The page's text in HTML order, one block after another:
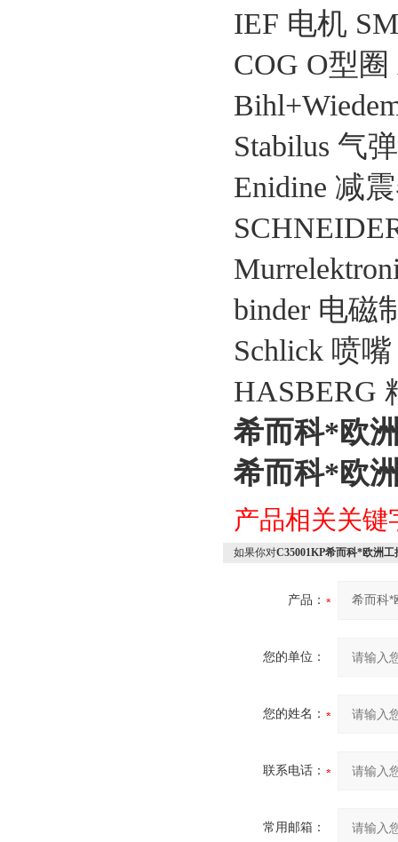
IEF 电机
COG O型圈
Stabilus 气
Enidine 减
binder 电磁
Schlick 喷
HASBERG
希而科*欧
希而科*欧
产品相关关
如果你对C35001KP希而科*欧洲
产品：
您的单位：
您的姓名：
联系电话：
常用邮箱：